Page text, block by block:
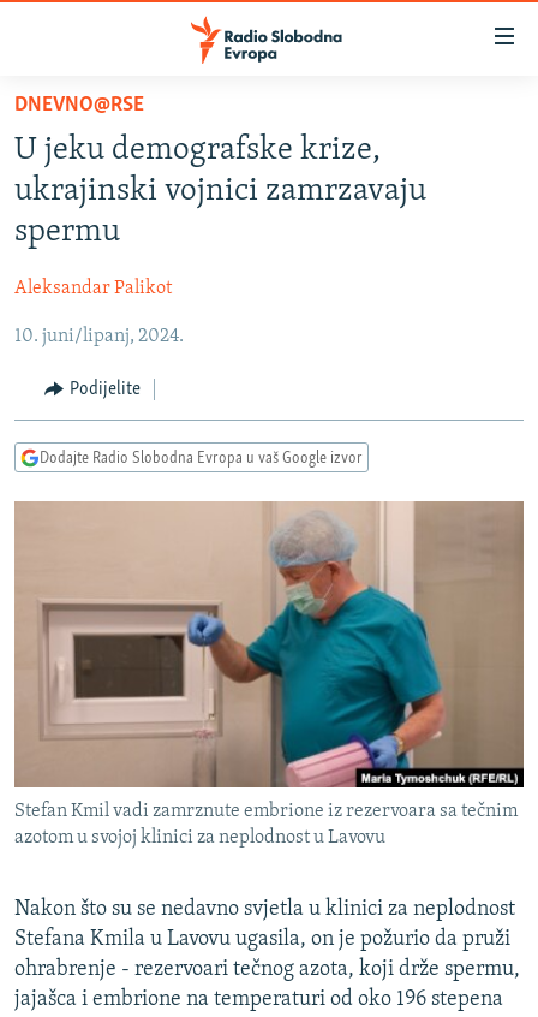
Pređite
glavni
sadržaj
na
glavnu
Pređite
pretragu
VIJESTI
BOSNA I HERCEGOVINA
SRBIJA
CRNA GORA
VIZUELNO
VIDEO
INFOGRAFIKE
PODCASTI
KINA NA BALKANU
DNEVNO@RSE
SPECIJALI RSE
GENOCID U SREBRENICI
TV LIBERTY
MOJA EVROPA
TRI DECENIJE OD RATA U BIH
SVE KARTE DEJTONA
Sve RFE/RL stranice
DNEVNO@RSE
U jeku demografske krize,
ukrajinski vojnici zamrzavaju
spermu
Aleksandar Palikot
10. juni/lipanj, 2024.
Podijelite
Dodajte Radio Slobodna Evropa u vaš Google izvor
Stefan Kmil vadi zamrznute embrione iz rezervoara sa tečnim
azotom u svojoj klinici za neplodnost u Lavovu
Nakon što su se nedavno svjetla u klinici za neplodnost
Stefana Kmila u Lavovu ugasila, on je požurio da pruži
ohrabrenje - rezervoari tečnog azota, koji drže spermu,
jajašca i embrione na temperaturi od oko 196 stepena